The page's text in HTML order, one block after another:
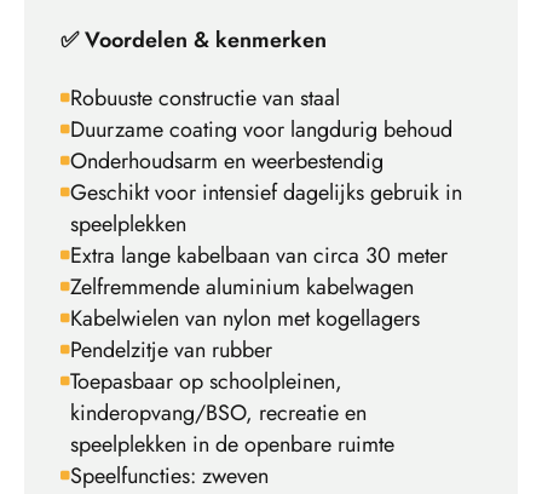
✅ Voordelen & kenmerken
Robuuste constructie van staal
Duurzame coating voor langdurig behoud
Onderhoudsarm en weerbestendig
Geschikt voor intensief dagelijks gebruik in
speelplekken
Extra lange kabelbaan van circa 30 meter
Zelfremmende aluminium kabelwagen
Kabelwielen van nylon met kogellagers
Pendelzitje van rubber
Toepasbaar op schoolpleinen,
kinderopvang/BSO, recreatie en
speelplekken in de openbare ruimte
Speelfuncties: zweven